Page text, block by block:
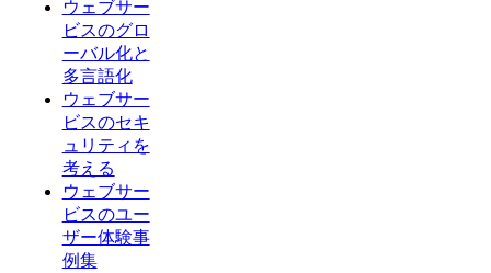
ウェブサー
ビスのグロ
ーバル化と
多言語化
ウェブサー
ビスのセキ
ュリティを
考える
ウェブサー
ビスのユー
ザー体験事
例集